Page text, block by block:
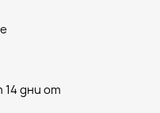
14 дни от